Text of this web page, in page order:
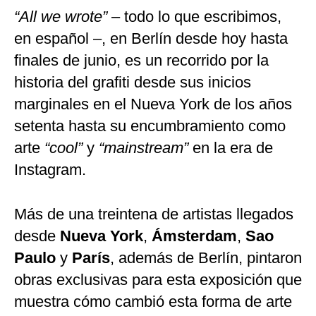
“All we wrote”– todo lo que escribimos,
en español –, en Berlín desde hoy hasta
finales de junio, es un recorrido por la
historia del grafiti desde sus inicios
marginales en el Nueva York de los años
setenta hasta su encumbramiento como
arte “cool”y “mainstream”en la era de
Instagram.
Más de una treintena de artistas llegados
desde Nueva York, Ámsterdam, Sao
Paulo y París, además de Berlín, pintaron
obras exclusivas para esta exposición que
muestra cómo cambió esta forma de arte